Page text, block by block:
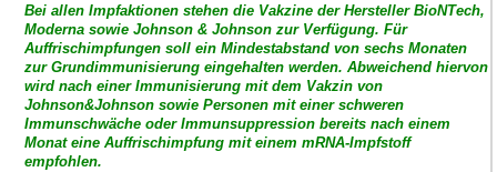
Bei allen Impfaktionen stehen die Vakzine der Hersteller BioNTech,
Moderna sowie Johnson & Johnson zur Verfügung. Für
Auffrischimpfungen soll ein Mindestabstand von sechs Monaten
zur Grundimmunisierung eingehalten werden. Abweichend hiervon
wird nach einer Immunisierung mit dem Vakzin von
Johnson&Johnson sowie Personen mit einer schweren
Immunschwäche oder Immunsuppression bereits nach einem
Monat eine Auffrischimpfung mit einem mRNA-Impfstoff
empfohlen.